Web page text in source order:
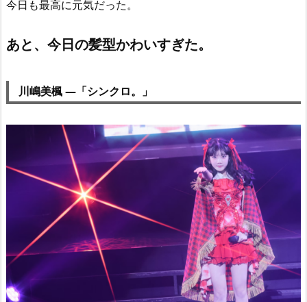
今日も最高に元気だった。
あと、今日の髪型かわいすぎた。
川嶋美楓 —「シンクロ。」